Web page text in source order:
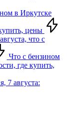
в Иркутске
цены
что с
Что с бензином
где купить,
7 августа: